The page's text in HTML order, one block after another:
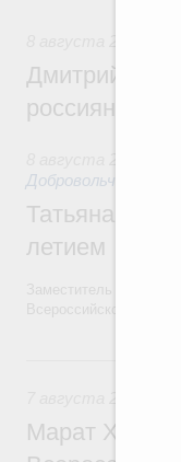
Дмитрий
россиян с
Добровольчество
Татьяна
летием
Заместитель
Всероссийского
Марат